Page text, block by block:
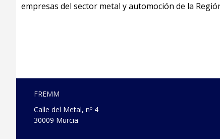
empresas del sector metal y automoción de la
FREMM
Calle del Metal, nº 4
30009 Murcia